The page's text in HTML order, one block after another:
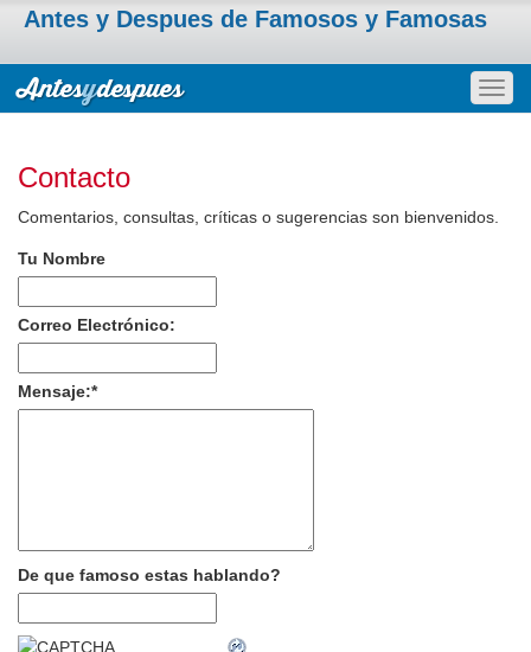
Antes y Despues de Famosos y Famosas
Contacto
Comentarios, consultas, críticas o sugerencias son bienvenidos.
Tu Nombre
Correo Electrónico:
Mensaje:*
De que famoso estas hablando?